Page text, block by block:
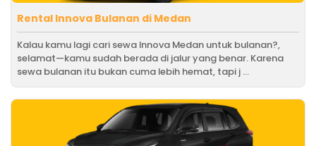
Rental Innova Bulanan di Medan
Kalau kamu lagi cari sewa Innova Medan untuk bulanan?,
selamat—kamu sudah berada di jalur yang benar. Karena
sewa bulanan itu bukan cuma lebih hemat, tapi j ...